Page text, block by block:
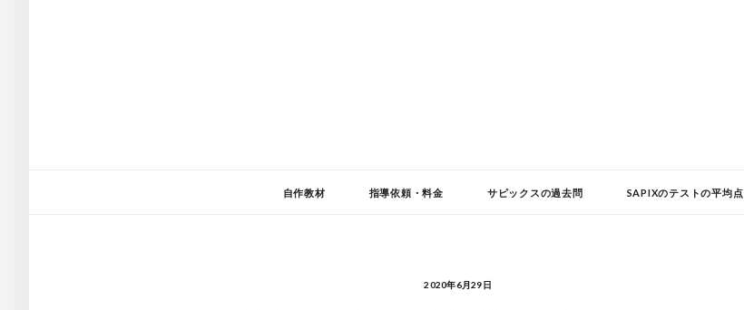
自作教材 指導依頼・料金 サピックスの過去問 SAPIXのテストの平均点
2020年6月29日